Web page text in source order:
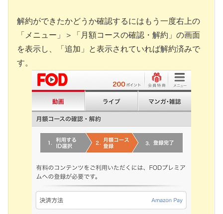
解約ができたかどうか確認するにはもう一度右上の
「メニュー」＞「月額コースの確認・解約」の画面
を表示し、「追加」と表示されていれば解約済みで
す。